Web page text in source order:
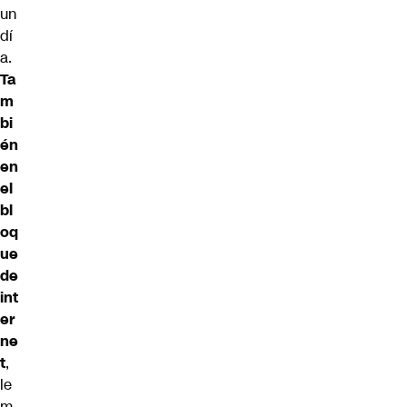
un
dí
a.
Ta
m
bi
én
en
el
bl
oq
ue
de
int
er
ne
t,
le